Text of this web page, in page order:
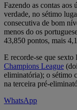
Fazendo as contas aos
verdade, no sétimo
consecutiva de bom
menos do os
43,850 pontos, mais
E recorde-se que
Champions League
eliminatória); o sétimo
na terceira pré-
WhatsApp